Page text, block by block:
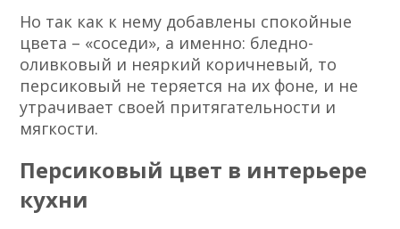
Но так как к нему добавлены спокойные
цвета – «соседи», а именно: бледно-
оливковый и неяркий коричневый, то
персиковый не теряется на их фоне, и не
утрачивает своей притягательности и
мягкости.
Персиковый цвет в интерьере
кухни